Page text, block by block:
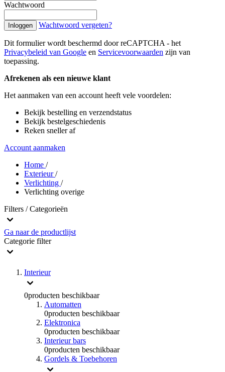
Wachtwoord
Inloggen Wachtwoord vergeten?
Dit formulier wordt beschermd door reCAPTCHA - het
Privacybeleid van Google en Servicevoorwaarden zijn van
toepassing.
Afrekenen als een nieuwe klant
Het aanmaken van een account heeft vele voordelen:
Bekijk bestelling en verzendstatus
Bekijk bestelgeschiedenis
Reken sneller af
Account aanmaken
Home /
Exterieur/
Verlichting /
Verlichting overige
Filters / Categorieën
Ga naar de productlijst
Categorie filter
Interieur
0producten beschikbaar
Automatten
0producten beschikbaar
Elektronica
0producten beschikbaar
Interieur bars
0producten beschikbaar
Gordels & Toebehoren